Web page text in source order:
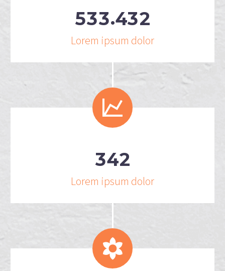
533.432
Lorem ipsum dolor


342
Lorem ipsum dolor

